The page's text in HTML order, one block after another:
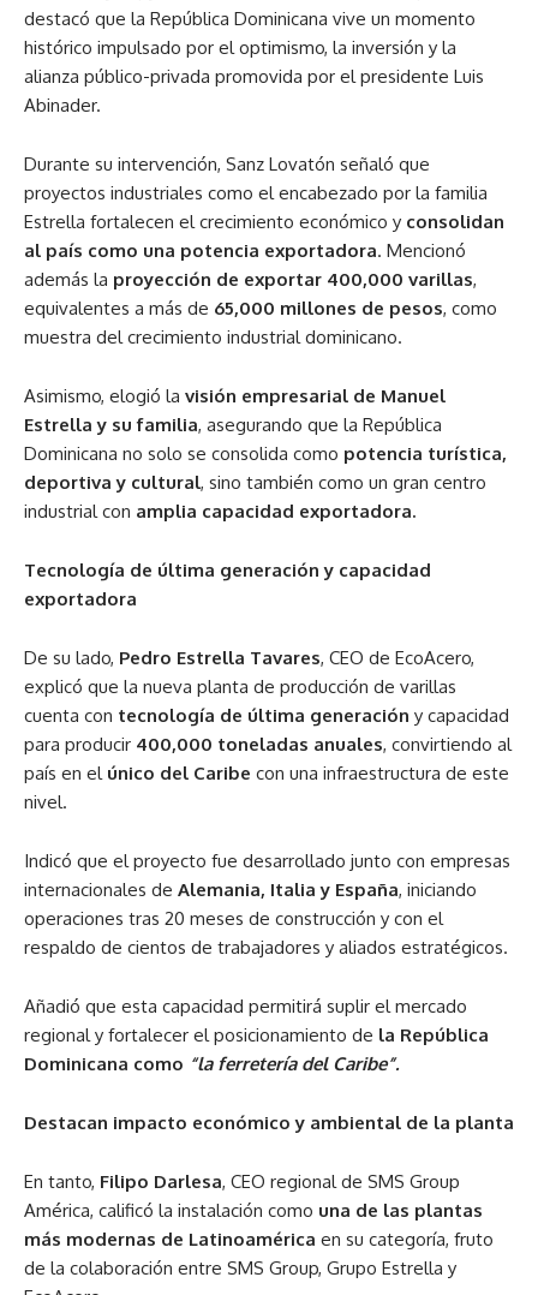
destacó que la República Dominicana vive un momento
histórico impulsado por el optimismo, la inversión y la
alianza público-privada promovida por el presidente Luis
Abinader.
Durante su intervención, Sanz Lovatón señaló que
proyectos industriales como el encabezado por la familia
Estrella fortalecen el crecimiento económico y consolidan
al país como una potencia exportadora. Mencionó
además la proyección de exportar 400,000 varillas,
equivalentes a más de 65,000 millones de pesos, como
muestra del crecimiento industrial dominicano.
Asimismo, elogió la visión empresarial de Manuel
Estrella y su familia, asegurando que la República
Dominicana no solo se consolida como potencia turística,
deportiva y cultural, sino también como un gran centro
industrial con amplia capacidad exportadora.
Tecnología de última generación y capacidad
exportadora
De su lado, Pedro Estrella Tavares, CEO de EcoAcero,
explicó que la nueva planta de producción de varillas
cuenta con tecnología de última generación y capacidad
para producir 400,000 toneladas anuales, convirtiendo al
país en el único del Caribe con una infraestructura de este
nivel.
Indicó que el proyecto fue desarrollado junto con empresas
internacionales de Alemania, Italia y España, iniciando
operaciones tras 20 meses de construcción y con el
respaldo de cientos de trabajadores y aliados estratégicos.
Añadió que esta capacidad permitirá suplir el mercado
regional y fortalecer el posicionamiento de la República
Dominicana como “la ferretería del Caribe”.
Destacan impacto económico y ambiental de la planta
En tanto, Filipo Darlesa, CEO regional de SMS Group
América, calificó la instalación como una de las plantas
más modernas de Latinoamérica en su categoría, fruto
de la colaboración entre SMS Group, Grupo Estrella y